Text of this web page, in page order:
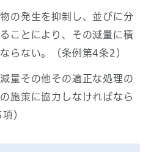
の発生を抑制し、並びに分
ことにより、その減量に積
らない。（条例第4条2）
量その他その適正な処理の
施策に協力しなければなら
）